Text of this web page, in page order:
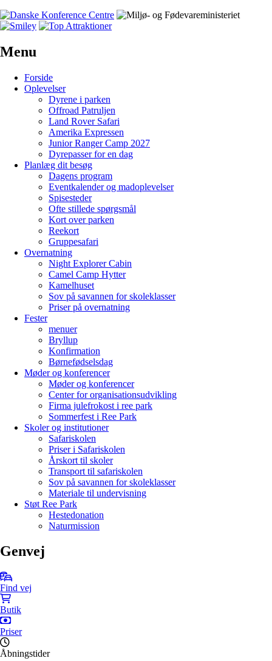
Menu
Forside
Oplevelser
Dyrene i parken
Offroad Patruljen
Land Rover Safari
Amerika Expressen
Junior Ranger Camp 2027
Dyrepasser for en dag
Planlæg dit besøg
Dagens program
Eventkalender og madoplevelser
Spisesteder
Ofte stillede spørgsmål
Kort over parken
Reekort
Gruppesafari
Overnatning
Night Explorer Cabin
Camel Camp Hytter
Kamelhuset
Sov på savannen for skoleklasser
Priser på overnatning
Fester
menuer
Bryllup
Konfirmation
Børnefødselsdag
Møder og konferencer
Møder og konferencer
Center for organisationsudvikling
Firma julefrokost i ree park
Sommerfest i Ree Park
Skoler og institutioner
Safariskolen
Priser i Safariskolen
Årskort til skoler
Transport til safariskolen
Sov på savannen for skoleklasser
Materiale til undervisning
Støt Ree Park
Hestedonation
Naturmission
Genvej
Find vej
Butik
Priser
Åbningstider